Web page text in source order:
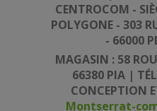
CENTROCOM -
POLYGONE - 303
- 66000
MAGASIN : 58
66380 PIA |
CONCEPTION
Montserrat-